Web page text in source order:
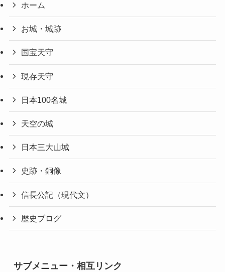
ホーム
お城・城跡
国宝天守
現存天守
日本100名城
天空の城
日本三大山城
史跡・銅像
信長公記（現代文）
歴史ブログ
サブメニュー・相互リンク